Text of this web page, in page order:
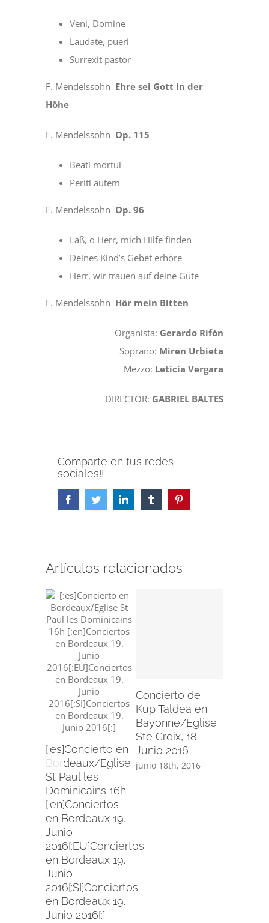
Veni, Domine
Laudate, pueri
Surrexit pastor
F. Mendelssohn Ehre sei Gott in der
Höhe
F. Mendelssohn Op. 115
Beati mortui
Periti autem
F. Mendelssohn Op. 96
Laß, o Herr, mich Hilfe finden
Deines Kind’s Gebet erhöre
Herr, wir trauen auf deine Güte
F. Mendelssohn Hör mein Bitten
Organista: Gerardo Rifón
Soprano: Miren Urbieta
Mezzo: Leticia Vergara
DIRECTOR: GABRIEL BALTES
Comparte en tus redes
sociales!!
FacebookTwitterLinkedIn Tumblr
Artículos relacionados
[:es]Concierto en
Bordeaux/Eglise
St Paul les
Dominicains 16h
[:en]Conciertos
en Bordeaux 19.
Junio
2016[:EU]Conciertos
en Bordeaux 19.
Junio
2016[:SI]Conciertos
en Bordeaux 19.
Junio 2016[:]
Concierto de
Kup Taldea en
Bayonne/Eglise
Ste Croix, 18.
Junio 2016
junio 18th, 2016